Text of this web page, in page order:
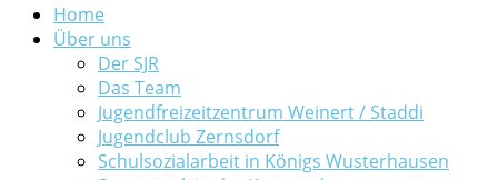
Home
Über uns
Der SJR
Das Team
Jugendfreizeitzentrum Weinert / Staddi
Jugendclub Zernsdorf
Schulsozialarbeit in Königs Wusterhausen